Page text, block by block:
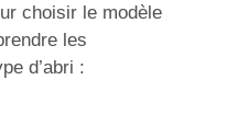
choisir le modèle
les
d’abri :